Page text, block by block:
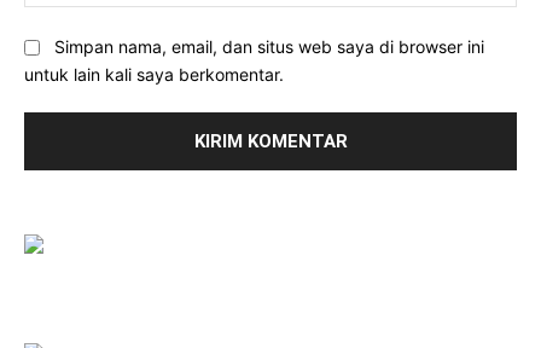
Simpan nama, email, dan situs web saya di browser ini
untuk lain kali saya berkomentar.